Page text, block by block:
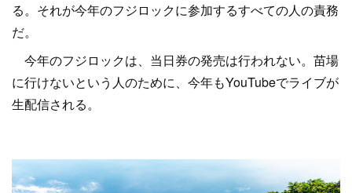
る。それが今年のフジロックに参加するすべての人の責務
だ。
今年のフジロックは、当日券の発売は行われない。苗場
に行けないという人のために、今年もYouTubeでライブが
生配信される。